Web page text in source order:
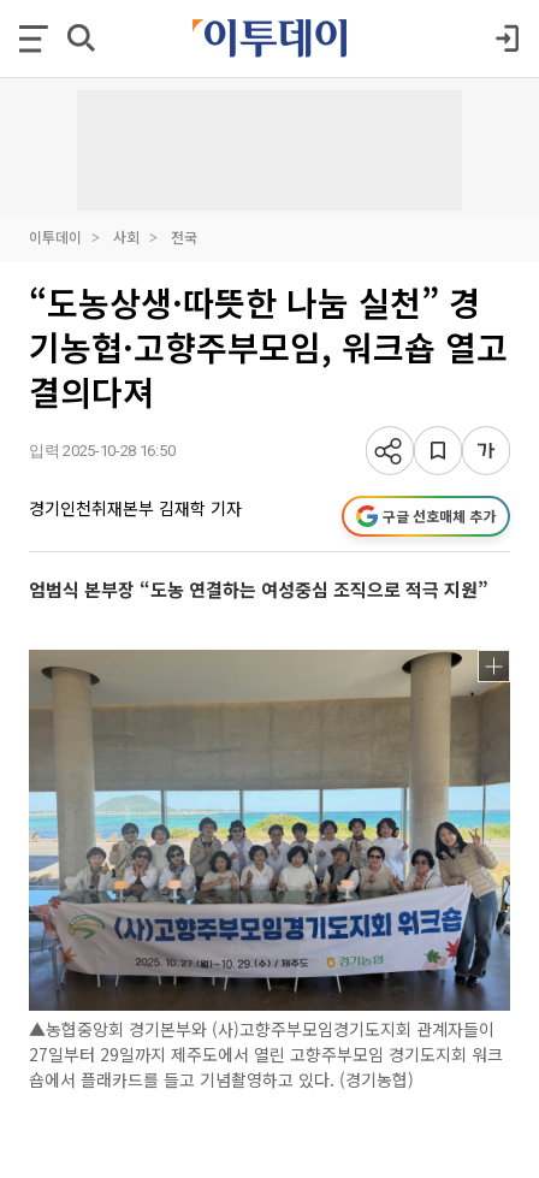
이투데이 사회 전국
“도농상생·따뜻한 나눔 실천” 경
기농협·고향주부모임, 워크숍 열고
결의다져
입력 2025-10-28 16:50
경기인천취재본부 김재학 기자 구글 선호매체 추가
엄범식 본부장 “도농 연결하는 여성중심 조직으로 적극 지원”
▲농협중앙회 경기본부와 (사)고향주부모임경기도지회 관계자들이
27일부터 29일까지 제주도에서 열린 고향주부모임 경기도지회 워크
숍에서 플래카드를 들고 기념촬영하고 있다. (경기농협)